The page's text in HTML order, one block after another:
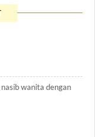
wanita dengan